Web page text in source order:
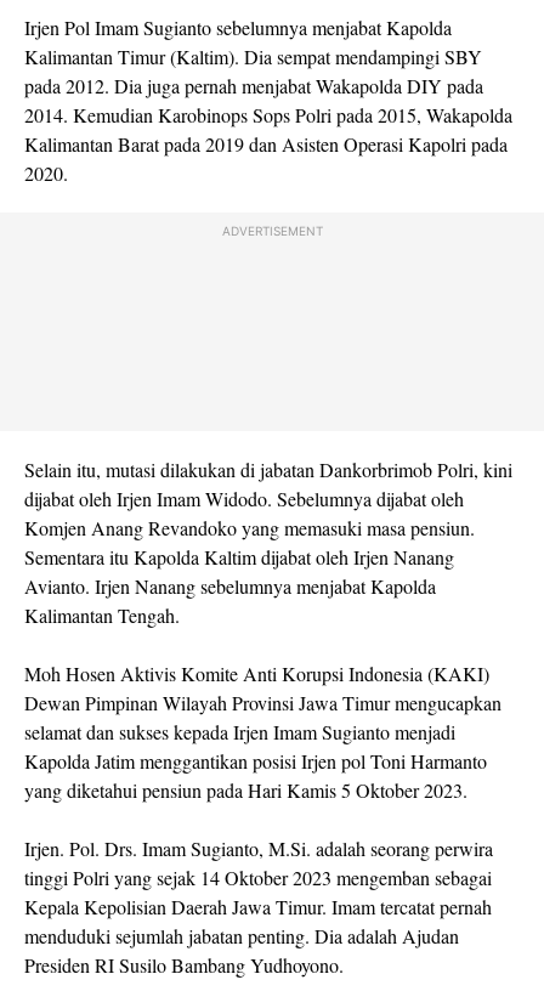
Irjen Pol Imam Sugianto sebelumnya menjabat Kapolda
Kalimantan Timur (Kaltim). Dia sempat mendampingi SBY
pada 2012. Dia juga pernah menjabat Wakapolda DIY pada
2014. Kemudian Karobinops Sops Polri pada 2015, Wakapolda
Kalimantan Barat pada 2019 dan Asisten Operasi Kapolri pada
2020.
ADVERTISEMENT
Selain itu, mutasi dilakukan di jabatan Dankorbrimob Polri, kini
dijabat oleh Irjen Imam Widodo. Sebelumnya dijabat oleh
Komjen Anang Revandoko yang memasuki masa pensiun.
Sementara itu Kapolda Kaltim dijabat oleh Irjen Nanang
Avianto. Irjen Nanang sebelumnya menjabat Kapolda
Kalimantan Tengah.
Moh Hosen Aktivis Komite Anti Korupsi Indonesia (KAKI)
Dewan Pimpinan Wilayah Provinsi Jawa Timur mengucapkan
selamat dan sukses kepada Irjen Imam Sugianto menjadi
Kapolda Jatim menggantikan posisi Irjen pol Toni Harmanto
yang diketahui pensiun pada Hari Kamis 5 Oktober 2023.
Irjen. Pol. Drs. Imam Sugianto, M.Si. adalah seorang perwira
tinggi Polri yang sejak 14 Oktober 2023 mengemban sebagai
Kepala Kepolisian Daerah Jawa Timur. Imam tercatat pernah
menduduki sejumlah jabatan penting. Dia adalah Ajudan
Presiden RI Susilo Bambang Yudhoyono.